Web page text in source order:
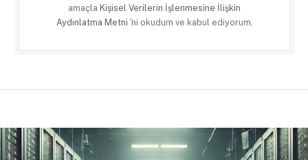
amaçla Kişisel Verilerin İşlenmesine İlişkin
Aydınlatma Metni 'ni okudum ve kabul ediyorum.